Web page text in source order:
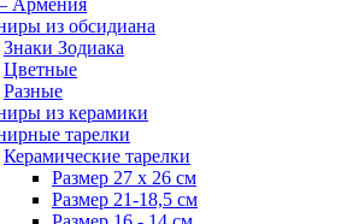
Армения
из обсидиана
Знаки Зодиака
Цветные
Разные
из керамики
тарелки
Керамические тарелки
Размер 27 х 26 см
Размер 21-18,5 см